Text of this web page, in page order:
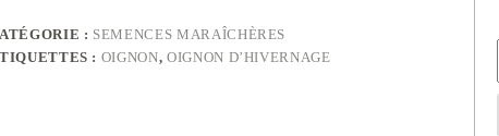
: SEMENCES MARAÎCHÈRES
: OIGNON, OIGNON D’HIVERNAGE